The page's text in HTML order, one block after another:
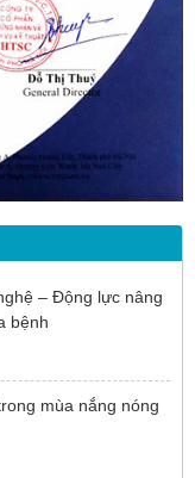
– Động lực nâng
bệnh
mùa nắng nóng